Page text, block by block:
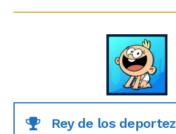
Rey de los deportez